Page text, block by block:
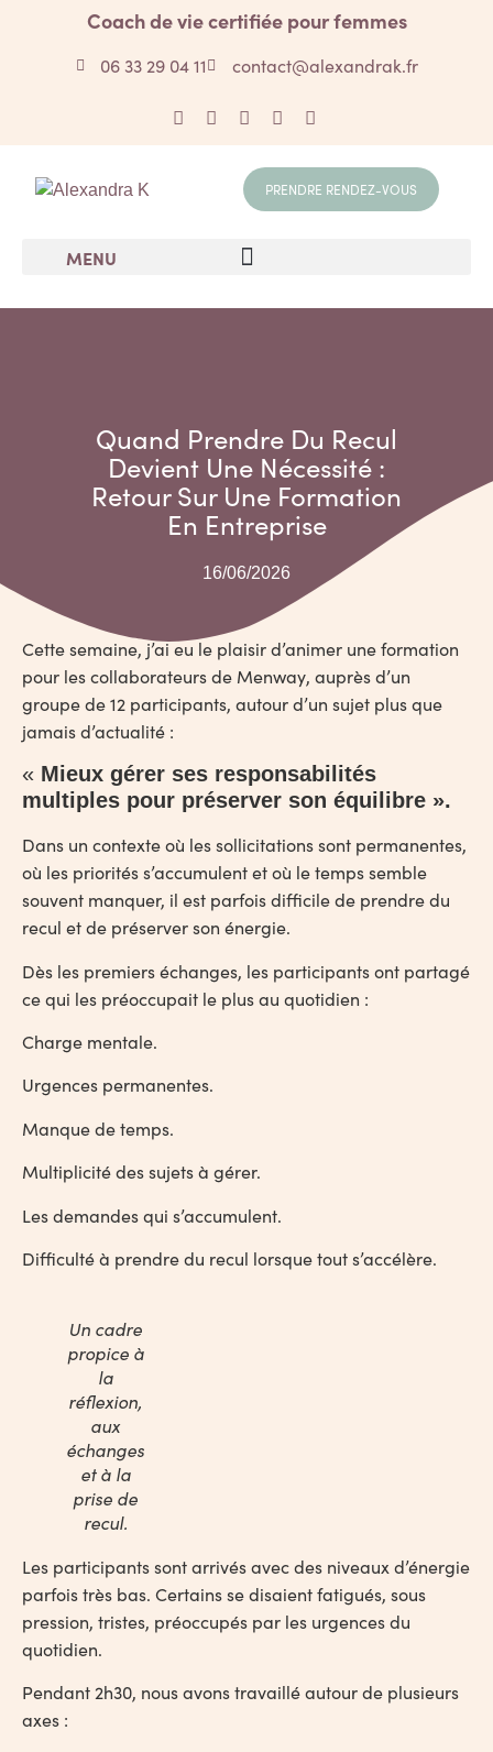
Coach de vie certifiée pour femmes
06 33 29 04 11 contact@alexandrak.fr
PRENDRE RENDEZ-VOUS
MENU
Quand Prendre Du Recul
Devient Une Nécessité :
Retour Sur Une Formation
En Entreprise
16/06/2026
Cette semaine, j’ai eu le plaisir d’animer une formation
pour les collaborateurs de Menway, auprès d’un
groupe de 12 participants, autour d’un sujet plus que
jamais d’actualité :
« Mieux gérer ses responsabilités
multiples pour préserver son équilibre ».
Dans un contexte où les sollicitations sont permanentes,
où les priorités s’accumulent et où le temps semble
souvent manquer, il est parfois difficile de prendre du
recul et de préserver son énergie.
Dès les premiers échanges, les participants ont partagé
ce qui les préoccupait le plus au quotidien :
Charge mentale.
Urgences permanentes.
Manque de temps.
Multiplicité des sujets à gérer.
Les demandes qui s’accumulent.
Difficulté à prendre du recul lorsque tout s’accélère.
Un cadre
propice à
la
réflexion,
aux
échanges
et à la
prise de
recul.
Les participants sont arrivés avec des niveaux d’énergie
parfois très bas. Certains se disaient fatigués, sous
pression, tristes, préoccupés par les urgences du
quotidien.
Pendant 2h30, nous avons travaillé autour de plusieurs
axes :